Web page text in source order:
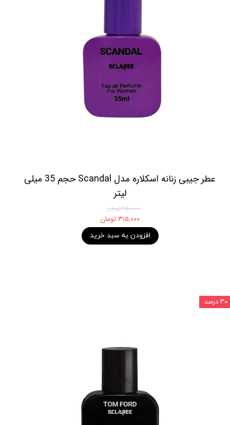
عطر جیبی زنانه اسکلاره مدل Scandal حجم 35 میلی
لیتر
۴۵۰,۰۰۰ تومان
۳۱۵,۰۰۰ تومان
افزودن به سبد خرید
۳۰ درصد